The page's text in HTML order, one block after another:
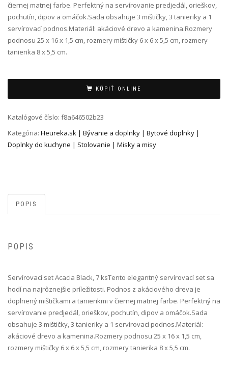
čiernej matnej farbe. Perfektný na servírovanie predjedál, orieškov,
pochutín, dipov a omáčok.Sada obsahuje 3 mištičky, 3 tanieriky a 1
servírovací podnos.Materiál: akáciové drevo a kamenina.Rozmery
podnosu 25 x 16 x 1,5 cm, rozmery mištičky 6 x 6 x 5,5 cm, rozmery
tanierika 8 x 5,5 cm.
KÚPIŤ ONLINE
Katalógové číslo: f8a646502b23
Kategória: Heureka.sk | Bývanie a doplnky | Bytové doplnky |
Doplnky do kuchyne | Stolovanie | Misky a misy
POPIS
POPIS
Servírovací set Acacia Black, 7 ks Tento elegantný servírovací set sa
hodí na najrôznejšie príležitosti. Podnos z akáciového dreva je
doplnený mištičkami a tanierikmi v čiernej matnej farbe. Perfektný na
servírovanie predjedál, orieškov, pochutín, dipov a omáčok.Sada
obsahuje 3 mištičky, 3 tanieriky a 1 servírovací podnos.Materiál:
akáciové drevo a kamenina.Rozmery podnosu 25 x 16 x 1,5 cm,
rozmery mištičky 6 x 6 x 5,5 cm, rozmery tanierika 8 x 5,5 cm.